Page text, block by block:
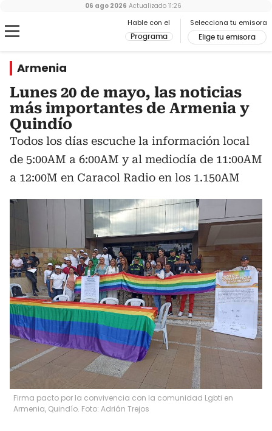
Hable con el
Programa
Selecciona tu emisora
Elige tu emisora
06 ago 2026 Actualizado 11:26
Armenia
Lunes 20 de mayo, las noticias
más importantes de Armenia y
Quindío
Todos los días escuche la información local
de 5:00AM a 6:00AM y al mediodía de 11:00AM
a 12:00M en Caracol Radio en los 1.150AM
Firma pacto por la convivencia con la comunidad Lgbti en
Armenia, Quindío. Foto: Adrián Trejos